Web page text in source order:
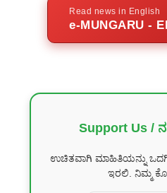
Read news in English
e-MUNGARU -
Support Us /
ಉಚಿತವಾಗಿ ಮಾಹಿತಿಯನ್ನು
ಇರಲಿ. ನಿಮ್ಮ